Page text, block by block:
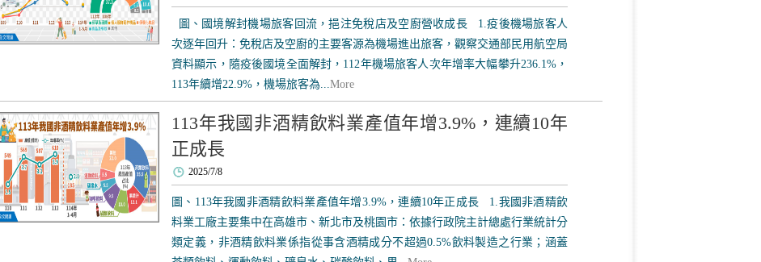
圖、國境解封機場旅客回流，挹注免稅店及空廚營收成長 1.疫後機場旅客人
次逐年回升：免稅店及空廚的主要客源為機場進出旅客，觀察交通部民用航空局
資料顯示，隨疫後國境全面解封，112年機場旅客人次年增率大幅攀升236.1%，
113年續增22.9%，機場旅客為...More
113年我國非酒精飲料業產值年增3.9%，連續10年
正成長
2025/7/8
圖、113年我國非酒精飲料業產值年增3.9%，連續10年正成長 1.我國非酒精飲
料業工廠主要集中在高雄市、新北市及桃園市：依據行政院主計總處行業統計分
類定義，非酒精飲料業係指從事含酒精成分不超過0.5%飲料製造之行業；涵蓋